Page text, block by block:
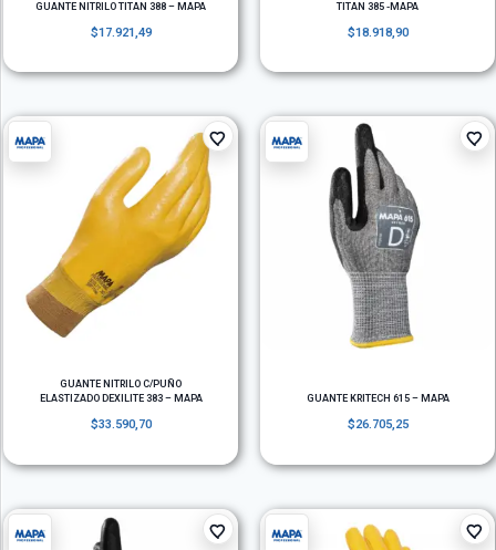
GUANTE NITRILO TITAN 388 – MAPA
$17.921,49
TITAN 385 -MAPA
$18.918,90
GUANTE NITRILO C/PUÑO
ELASTIZADO DEXILITE 383 – MAPA
$33.590,70
GUANTE KRITECH 615 – MAPA
$26.705,25